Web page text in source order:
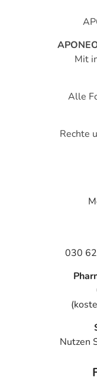
-
-
-
- Einschränkung
- Drehschwindel
-
- Anfälle von
- Reizungen im
- Entzündung der
-
-
Speiseröhre)
- Entzündungen
Mit
Alle
Rechte
030
Nutzen